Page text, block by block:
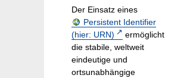
Der Einsatz eines
Persistent Identifier
(hier: URN)
ermöglicht
die stabile, weltweit
eindeutige und
ortsunabhängige